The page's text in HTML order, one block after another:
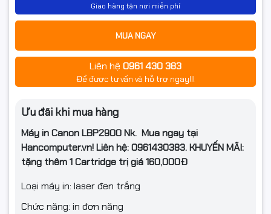
Giao hàng tận nơi miễn phí
MUA NGAY
Liên hệ 0961 430 383
Để được tư vấn và hỗ trợ ngay!!!
Ưu đãi khi mua hàng
Máy in Canon LBP2900 Nk. Mua ngay tại
Hancomputer.vn! Liên hệ: 0961430383.KHUYẾN MÃI:
tặng thêm 1 Cartridge trị giá 160,000Đ
Loại máy in: laser đen trắng
Chức năng: in đơn năng